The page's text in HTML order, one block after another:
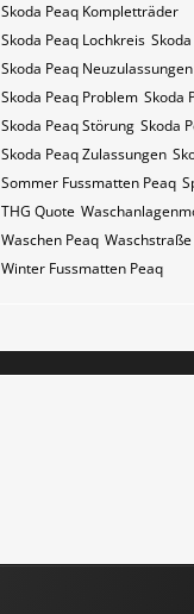
Skoda Peaq Kompletträder
Skoda Peaq Lochkreis
Skoda Peaq Neuzulassungen
Skoda Peaq Problem Skoda
Skoda Peaq Störung Skoda
Skoda Peaq Zulassungen
Sommer Fussmatten Peaq
THG Quote
Waschen Peaq
Winter Fussmatten Peaq